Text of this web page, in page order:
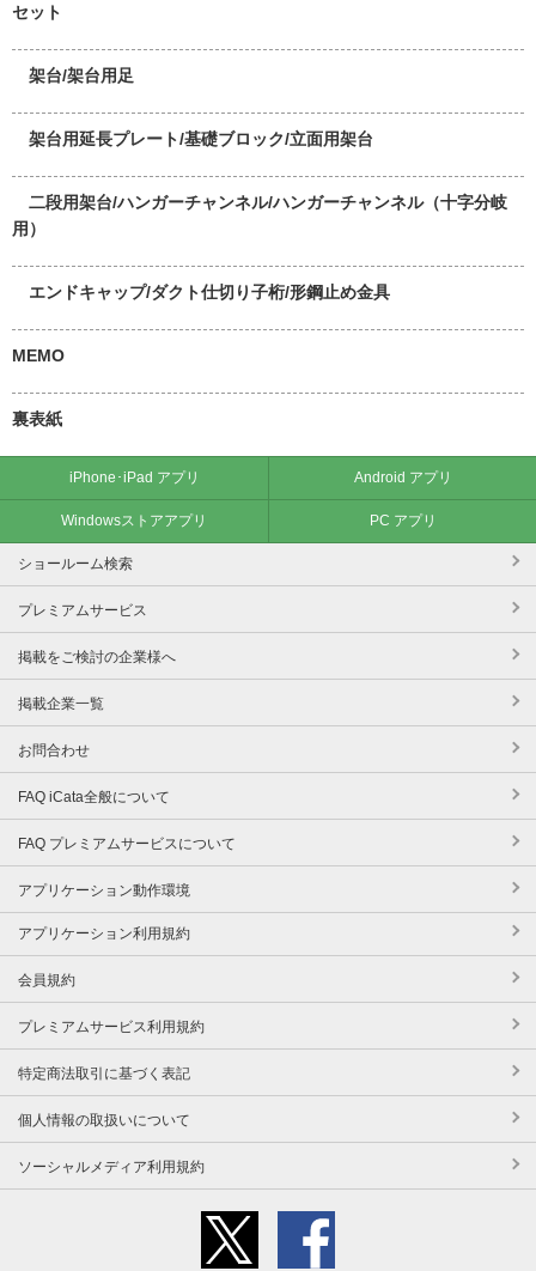
セット
架台/架台用足
架台用延長プレート/基礎ブロック/立面用架台
二段用架台/ハンガーチャンネル/ハンガーチャンネル（十字分岐
用）
エンドキャップ/ダクト仕切り子桁/形鋼止め金具
MEMO
裏表紙
iPhone･iPad アプリ Android アプリ
Windowsストアアプリ PC アプリ
ショールーム検索
プレミアムサービス
掲載をご検討の企業様へ
掲載企業一覧
お問合わせ
FAQ iCata全般について
FAQ プレミアムサービスについて
アプリケーション動作環境
アプリケーション利用規約
会員規約
プレミアムサービス利用規約
特定商法取引に基づく表記
個人情報の取扱いについて
ソーシャルメディア利用規約